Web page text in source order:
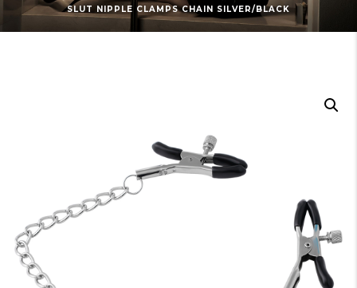
SLUT NIPPLE CLAMPS CHAIN SILVER/BLACK